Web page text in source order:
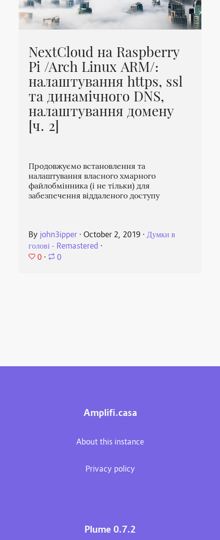
NextCloud на Raspberry
Pi /Arch Linux ARM/:
налаштування https, ssl
та динамічного DNS,
налаштування домену
[ч. 2]
Продовжуємо встановлення та
налаштування власного хмарного
файлобмінника (і не тільки) для
забезпечення віддаленого доступу
By john3ipper ⋅October 2, 2019 ⋅Думки в
голові - Remastered ⋅
0 ⋅ 0
Amplifi.casa
About this instance
Privacy policy
Plume 0.7.2